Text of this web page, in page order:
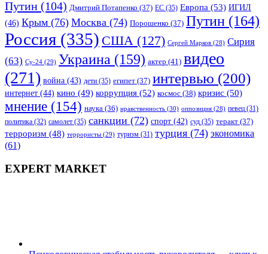
Путин (104) Дмитрий Потапенко (37) ЕС (35) Европа (53) ИГИЛ
(46) Крым (76) Москва (74) Порошенко (37) Путин (164)
Россия (335) США (127) Сергей Марков (28) Сирия
(63) Су-24 (29) Украина (159) актер (41) видео
(271) война (43) дети (35) египет (37) интервью (200)
интернет (44) кино (49) коррупция (52) космос (38) кризис (50)
мнение (154) наука (36) нравственность (30) оппозиция (28) певец (31)
политика (32) самолет (35) санкции (72) спорт (42) суд (35) теракт (37)
терроризм (48) террористы (29) туризм (31) турция (74) экономика
(61)
EXPERT MARKET